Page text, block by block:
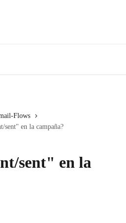
Flows
sent" en la campaña?
sent" en la